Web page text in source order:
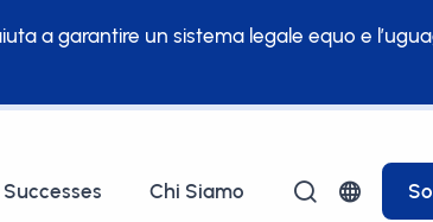
a garantire un sistema legale equo e
Successes Chi Siamo